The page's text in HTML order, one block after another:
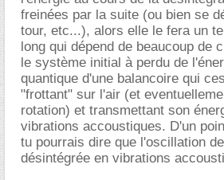
freinées par la suite (ou bien se
tour, etc...), alors elle le fera un
long qui dépend de beaucoup de
le système initial à perdu de
quantique d'une balancoire qui
"frottant" sur l'air (et
rotation) et transmettant son
vibrations accoustiques. D'un
tu pourrais dire que l'oscillation
désintégrée en vibrations